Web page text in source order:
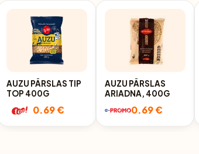
AUZU PĀRSLAS TIP
TOP 400G
0.69 €
AUZU PĀRSLAS
ARIADNA, 400G
0.69 €